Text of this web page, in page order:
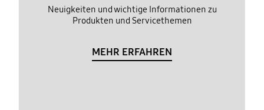
Neuigkeiten und wichtige Informationen zu
Produkten und Servicethemen
MEHR ERFAHREN